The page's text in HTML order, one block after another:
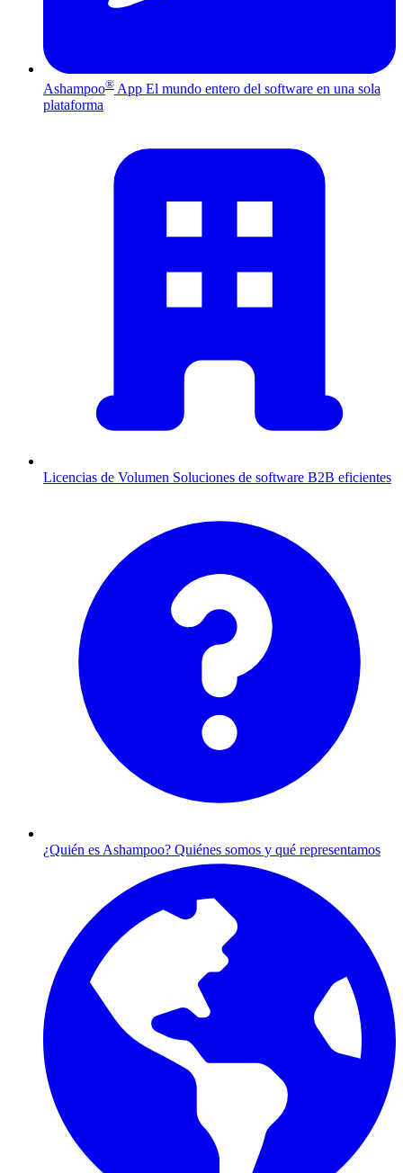
Ashampoo® App El mundo entero del software en una sola
plataforma
Licencias de Volumen Soluciones de software B2B eficientes
¿Quién es Ashampoo? Quiénes somos y qué representamos